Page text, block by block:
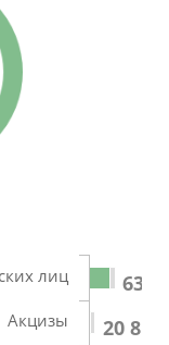
лиц
Акцизы
635
20